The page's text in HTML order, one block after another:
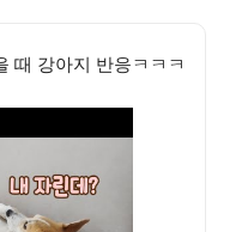
때 강아지 반응ㅋㅋㅋ